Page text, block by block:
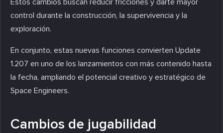
control durante la construcción, la supervivencia y la
exploración.
En conjunto, estas nuevas funciones convierten Update
1.207 en uno de los lanzamientos con más contenido hasta
la fecha, ampliando el potencial creativo y estratégico de
Space Engineers.
Cambios de jugabilidad